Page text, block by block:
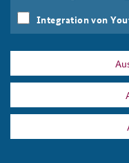
Integration von